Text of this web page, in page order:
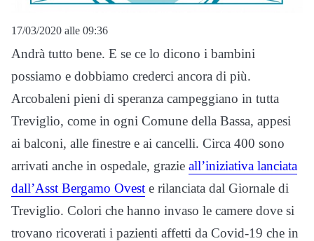
17/03/2020 alle 09:36
Andrà tutto bene. E se ce lo dicono i bambini
possiamo e dobbiamo crederci ancora di più.
Arcobaleni pieni di speranza campeggiano in tutta
Treviglio, come in ogni Comune della Bassa, appesi
ai balconi, alle finestre e ai cancelli. Circa 400 sono
arrivati anche in ospedale, grazie all’iniziativa lanciata
dall’Asst Bergamo Ovest e rilanciata dal Giornale di
Treviglio. Colori che hanno invaso le camere dove si
trovano ricoverati i pazienti affetti da Covid-19 che in